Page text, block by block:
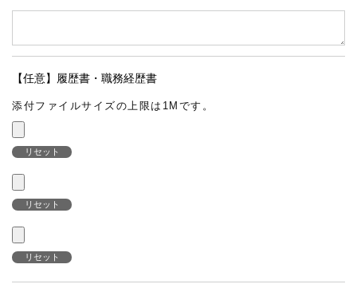
【任意】履歴書・職務経歴書
添付ファイルサイズの上限は1Mです。
リセット
リセット
リセット